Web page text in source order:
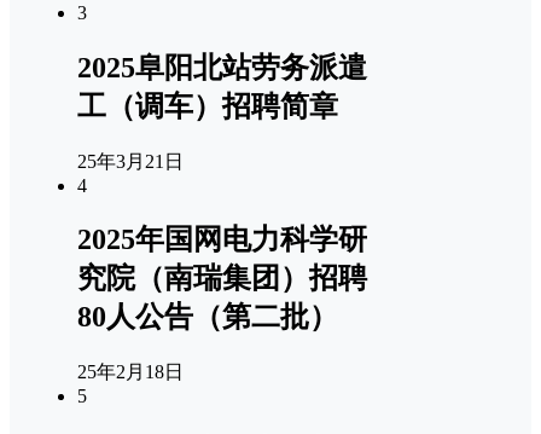
3
2025阜阳北站劳务派遣
工（调车）招聘简章
25年3月21日
4
2025年国网电力科学研
究院（南瑞集团）招聘
80人公告（第二批）
25年2月18日
5